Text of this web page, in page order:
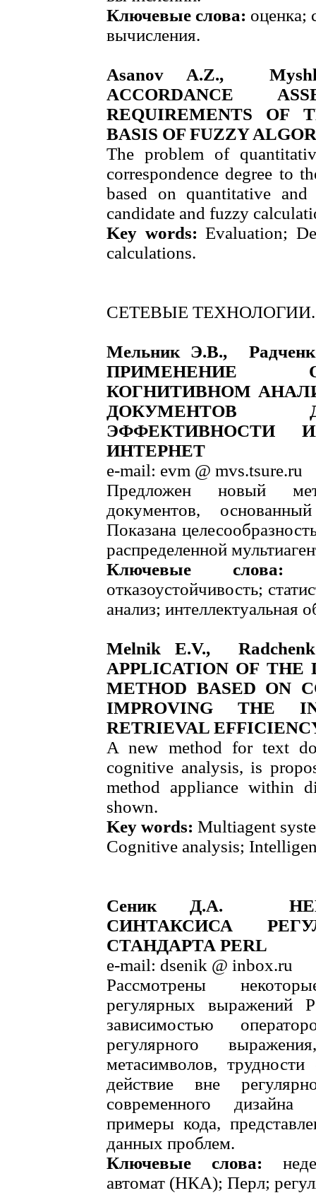
Ключевые слова: оценка;
вычисления.
Asanov A.Z.,
ACCORDANCE
REQUIREMENTS OF
BASIS OF FUZZY
The problem of
correspondence degree to
based on quantitative and
candidate and fuzzy
Key words: Evaluation;
calculations.
СЕТЕВЫЕ
Мельник Э.В.,
ПРИМЕНЕНИЕ
КОГНИТИВНОМ
ДОКУМЕНТОВ
ИНТЕРНЕТ
e-mail: evm @ mvs.tsure.ru
Предложен новый
документов,
Показана
распределенной
Ключевые слова:
отказоустойчивость;
анализ; интеллектуальная
Melnik E.V.,
APPLICATION OF THE
METHOD BASED ON
IMPROVING THE
RETRIEVAL
A new method for text
cognitive analysis, is
method appliance within
shown.
Key words: Multiagent
Cognitive analysis;
Сеник Д.А.
СИНТАКСИСА
СТАНДАРТА PERL
e-mail: dsenik @ inbox.ru
Рассмотрены
регулярных выражений
зависимостью
регулярного
метасимволов,
действие вне
современного дизайна
примеры кода,
данных проблем.
Ключевые слова:
автомат (НКА); Перл;